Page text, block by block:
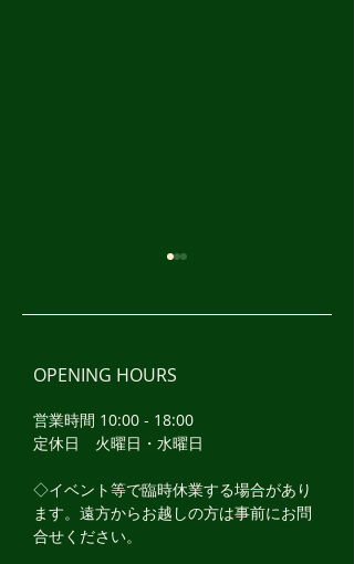
新車「トヨタ・プリウ
OPENING HOURS
営業時間 10:00 - 18:00
定休日 火曜日・水曜日
​◇イベント等で臨時休業する場合があり
ます。遠方からお越しの方は事前にお問
合せください。